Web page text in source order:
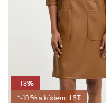
-13%
*-10 % s kódem: LST